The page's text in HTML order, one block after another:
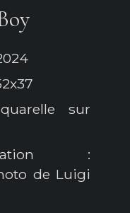
sur
:
de Luigi